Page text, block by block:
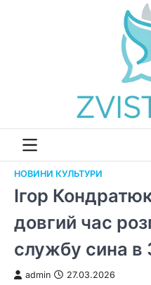
НОВИНИ КУЛЬТУРИ
Ігор
довгий час
службу сина в
admin 27.03.2026